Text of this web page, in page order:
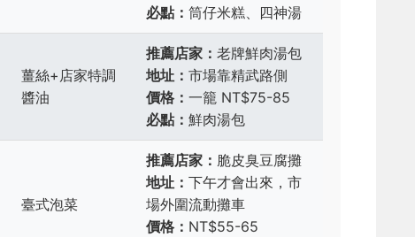
必點： 筒仔米糕、四神湯
薑絲+店家特調
醬油
推薦店家： 老牌鮮肉湯包
地址： 市場靠精武路側
價格： 一籠 NT$75-85
必點： 鮮肉湯包
臺式泡菜
推薦店家： 脆皮臭豆腐攤
地址： 下午才會出來，市
場外圍流動攤車
價格： NT$55-65